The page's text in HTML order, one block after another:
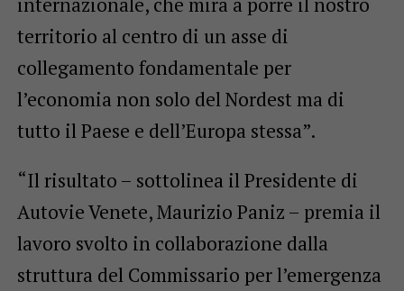
territorio al centro di un asse di
collegamento fondamentale per
l’economia non solo del Nordest ma di
tutto il Paese e dell’Europa stessa”.
“Il risultato – sottolinea il Presidente di
Autovie Venete, Maurizio Paniz – premia il
lavoro svolto in collaborazione dalla
struttura del Commissario per l’emergenza